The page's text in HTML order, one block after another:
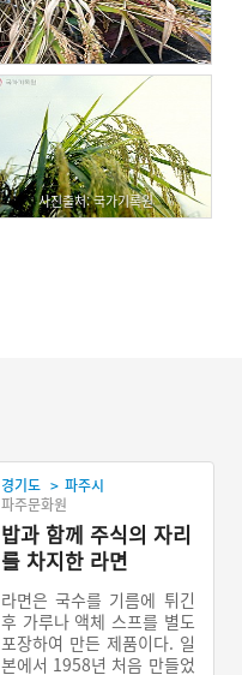
사진출처: 국가기록원
경기도 > 파주시
파주문화원
밥과 함께 주식의 자리
를 차지한 라면
라면은 국수를 기름에 튀긴
후 가루나 액체 스프를 별도
포장하여 만든 제품이다. 일
본에서 1958년 처음 만들었